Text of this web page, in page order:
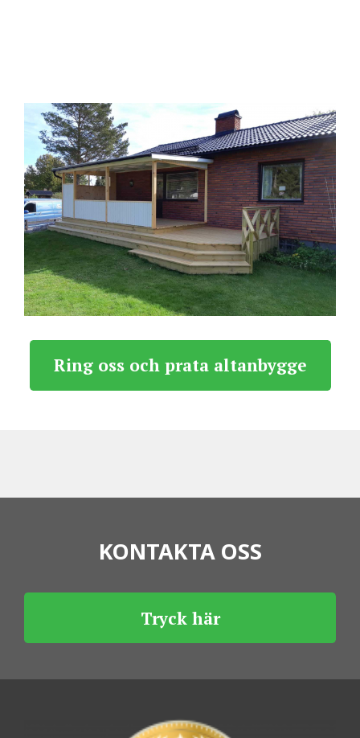
Ring oss och prata altanbygge
KONTAKTA OSS
Tryck här